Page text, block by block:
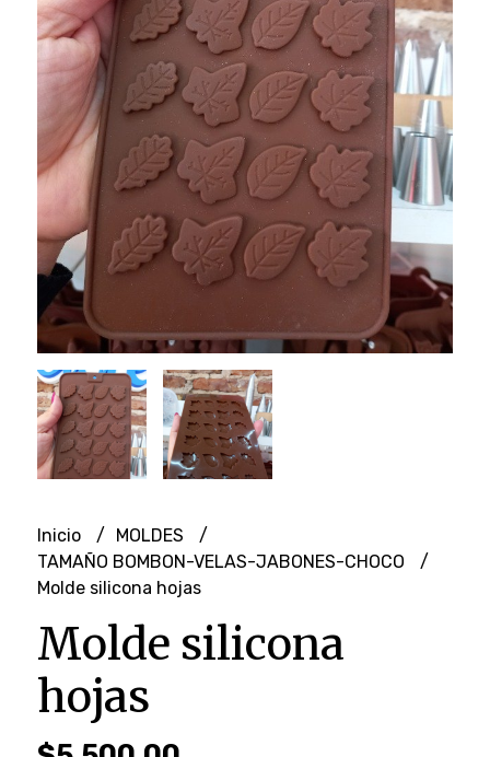
Inicio
MOLDES
TAMAÑO BOMBON-VELAS-JABONES-CHOCO
Molde silicona hojas
Molde silicona
hojas